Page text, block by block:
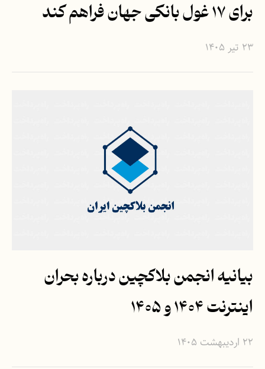
برای ۱۷ غول بانکی جهان فراهم کند
۲۳ تیر ۱۴۰۵
بیانیه انجمن بلاکچین درباره بحران
اینترنت ۱۴۰۴ و ۱۴۰۵
۲۲ اردیبهشت ۱۴۰۵